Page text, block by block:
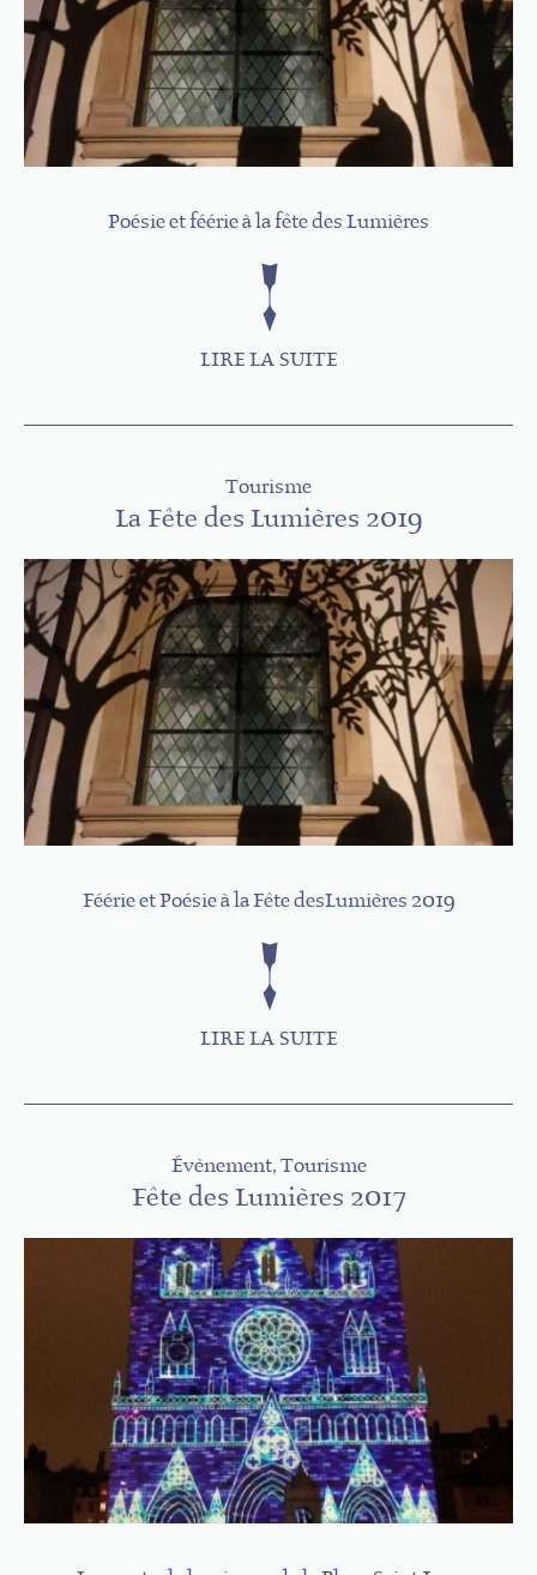
Poésie et féérie à la fête des Lumières
LIRE LA SUITE
Tourisme
La Fête des Lumières 2019
Féérie et Poésie à la Fête desLumières 2019
LIRE LA SUITE
Évènement, Tourisme
Fête des Lumières 2017